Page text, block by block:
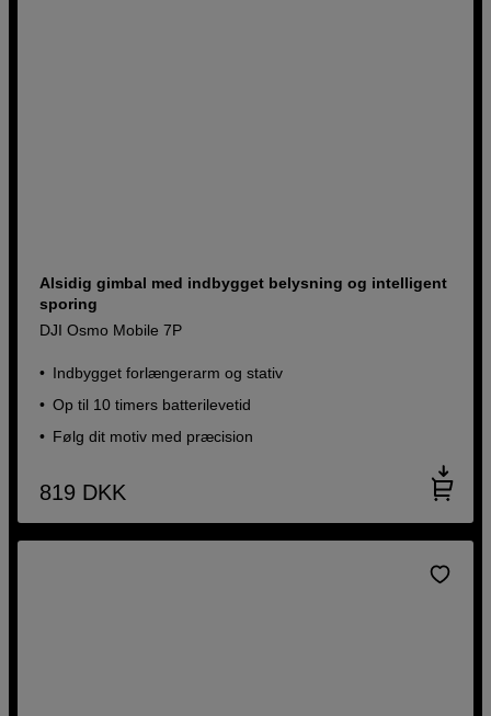
Alsidig gimbal med indbygget belysning og intelligent
sporing
DJI Osmo Mobile 7P
Indbygget forlængerarm og stativ
Op til 10 timers batterilevetid
Følg dit motiv med præcision
819 DKK